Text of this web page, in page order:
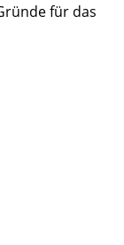
für das